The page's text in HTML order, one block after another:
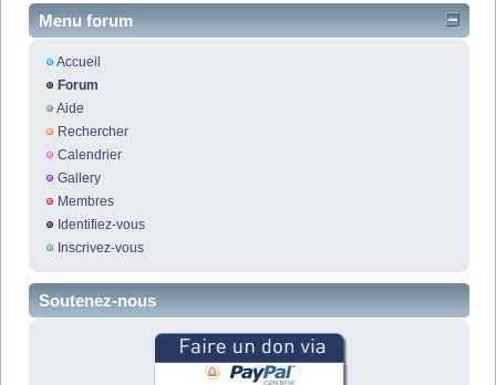
Menu forum
Accueil
Forum
Aide
Rechercher
Calendrier
Gallery
Membres
Identifiez-vous
Inscrivez-vous
Soutenez-nous